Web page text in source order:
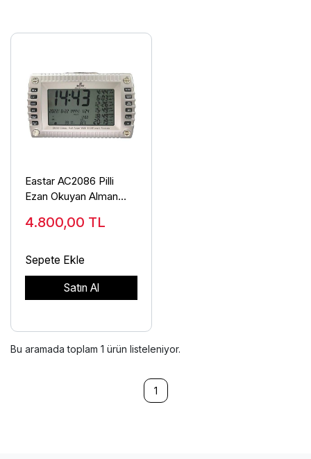
Eastar AC2086 Pilli
Ezan Okuyan Alman
4.800,00 TL
Sepete Ekle
Satın Al
Bu aramada toplam 1 ürün listeleniyor.
1